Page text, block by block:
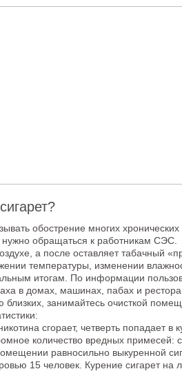
обострение многих
нужно обращаться к работникам СЭС.
а после оставляет табачный
температуры, изменении
итогам. По информации
в домах, машинах, пабах и
близких, занимайтесь очисткой
сгорает, четверть
количество вредных примесей:
равносильно выкуренной
15 человек. Курение сигарет